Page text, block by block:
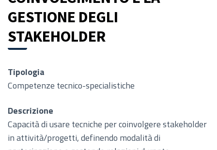
GESTIONE DEGLI
STAKEHOLDER
Tipologia
Competenze tecnico-specialistiche
Descrizione
Capacità di usare tecniche per coinvolgere stakeholder
in attività/progetti, definendo modalità di